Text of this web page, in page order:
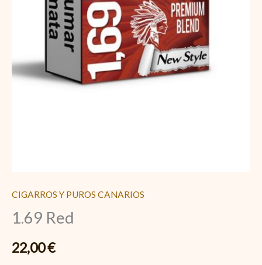
CIGARROS Y PUROS CANARIOS
1.69 Red
22,00€